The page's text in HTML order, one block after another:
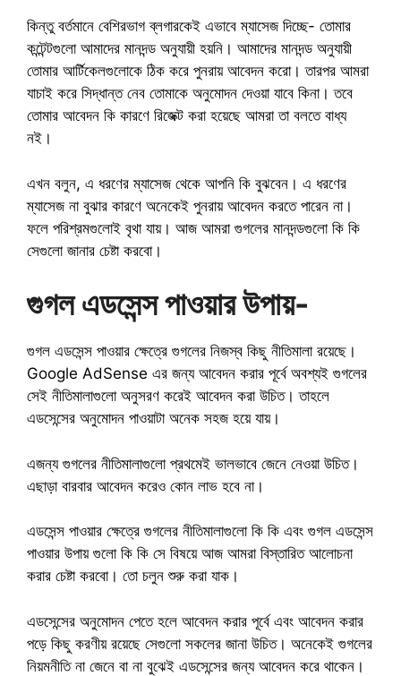
কিন্তু বর্তমানে বেশিরভাগ ব্লগারকেই এভাবে ম্যাসেজ দিচ্ছে- তোমার
কন্টেন্টগুলো আমাদের মানদন্ড অনুযায়ী হয়নি। আমাদের মানদন্ড অনুযায়ী
তোমার আর্টিকেলগুলোকে ঠিক করে পুনরায় আবেদন করো। তারপর আমরা
যাচাই করে সিদ্ধান্ত নেব তোমাকে অনুমোদন দেওয়া যাবে কিনা। তবে
তোমার আবেদন কি কারণে রিজেক্ট করা হয়েছে আমরা তা বলতে বাধ্য
নই।
এখন বলুন, এ ধরণের ম্যাসেজ থেকে আপনি কি বুঝবেন। এ ধরণের
ম্যাসেজ না বুঝার কারণে অনেকেই পুনরায় আবেদন করতে পারেন না।
ফলে পরিশ্রমগুলোই বৃথা যায়। আজ আমরা গুগলের মানদন্ডগুলো কি কি
সেগুলো জানার চেষ্টা করবো।
গুগল এডসেন্স পাওয়ার উপায়-
গুগল এডসেন্স পাওয়ার ক্ষেত্রে গুগলের নিজস্ব কিছু নীতিমালা রয়েছে।
Google AdSense এর জন্য আবেদন করার পূর্বে অবশ্যই গুগলের
সেই নীতিমালাগুলো অনুসরণ করেই আবেদন করা উচিত। তাহলে
এডসেন্সের অনুমোদন পাওয়াটা অনেক সহজ হয়ে যায়।
এজন্য গুগলের নীতিমালাগুলো প্রথমেই ভালভাবে জেনে নেওয়া উচিত।
এছাড়া বারবার আবেদন করেও কোন লাভ হবে না।
এডসেন্স পাওয়ার ক্ষেত্রে গুগলের নীতিমালাগুলো কি কি এবং গুগল এডসেন্স
পাওয়ার উপায় গুলো কি কি সে বিষয়ে আজ আমরা বিস্তারিত আলোচনা
করার চেষ্টা করবো। তো চলুন শুরু করা যাক।
এডসেন্সের অনুমোদন পেতে হলে আবেদন করার পূর্বে এবং আবেদন করার
পড়ে কিছু করণীয় রয়েছে সেগুলো সকলের জানা উচিত। অনেকেই গুগলের
নিয়মনীতি না জেনে বা না বুঝেই এডসেন্সের জন্য আবেদন করে থাকেন।